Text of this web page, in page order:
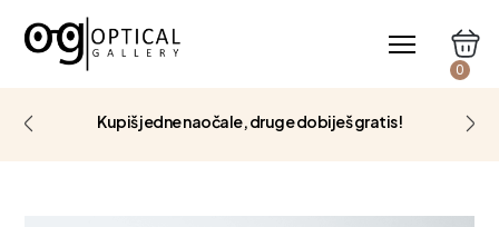
0
Kupiš jedne naočale, druge dobiješ gratis!